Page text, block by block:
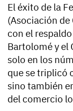
El éxito de la
(Asociación de
con el
Bartolomé y el
solo en los
que se triplicó
sino también
del comercio